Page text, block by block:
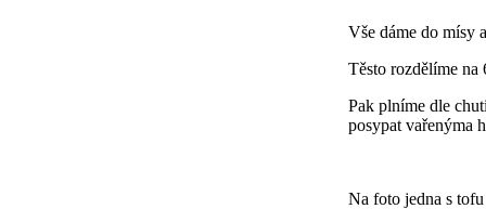
Vše dáme do mísy
Těsto rozdělíme
Pak plníme dle
posypat vařenýma
Na foto jedna s